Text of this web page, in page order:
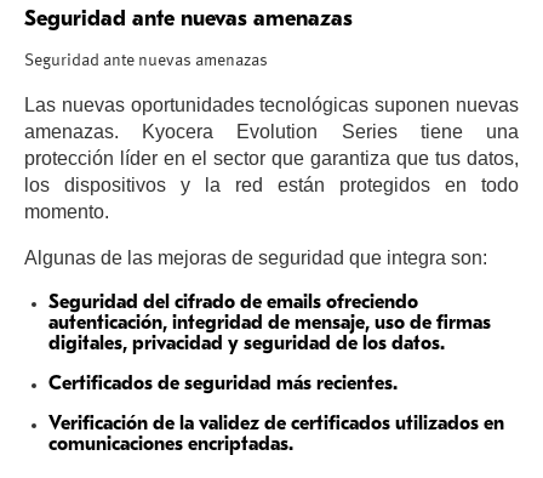
Seguridad ante nuevas amenazas
Seguridad ante nuevas amenazas
Las nuevas oportunidades tecnológicas suponen nuevas
amenazas. Kyocera Evolution Series tiene una
protección líder en el sector que garantiza que tus datos,
los dispositivos y la red están protegidos en todo
momento.
Algunas de las mejoras de seguridad que integra son:
Seguridad del cifrado de emails ofreciendo
autenticación, integridad de mensaje, uso de firmas
digitales, privacidad y seguridad de los datos.
Certificados de seguridad más recientes.
Verificación de la validez de certificados utilizados en
comunicaciones encriptadas.